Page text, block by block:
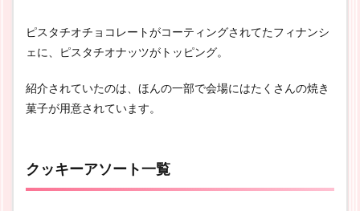
ピスタチオチョコレートがコーティングされてたフィナンシ
ェに、ピスタチオナッツがトッピング。
紹介されていたのは、ほんの一部で会場にはたくさんの焼き
菓子が用意されています。
クッキーアソート一覧